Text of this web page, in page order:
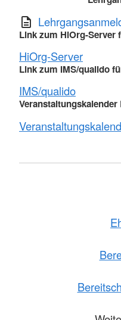
Link zum HiOrg-Server
HiOrg-Server
Link zum IMS/qualido
IMS/qualido
Veranstaltungskalender